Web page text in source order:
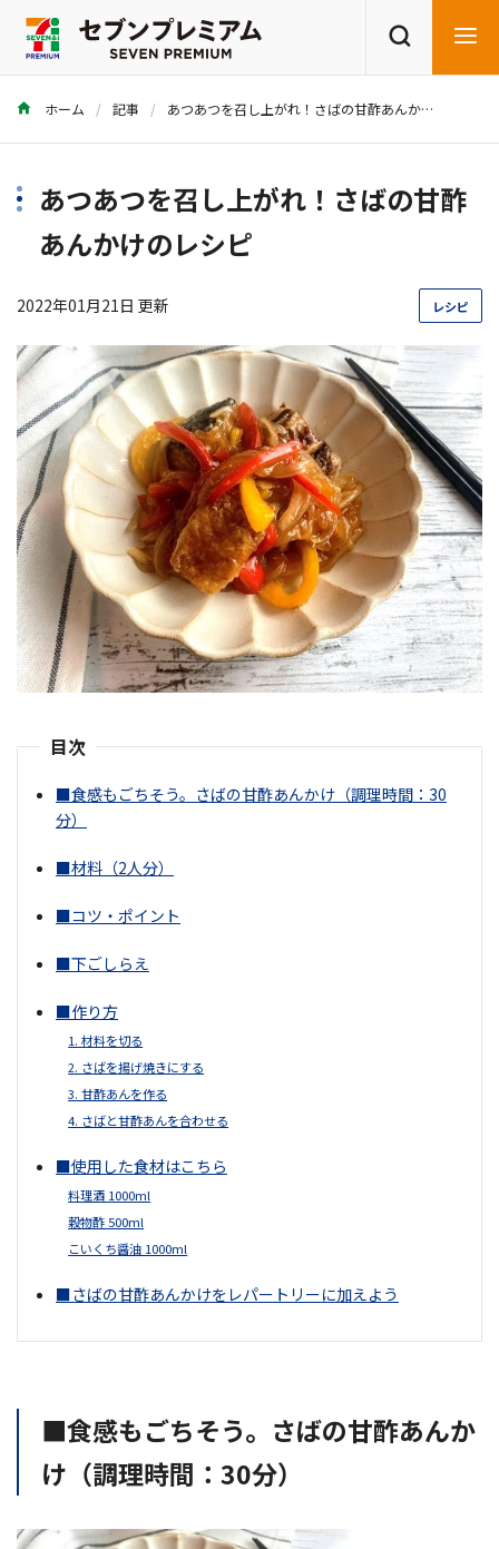
商品を探す レシピを探す
ホーム 記事 あつあつを召し上がれ！さばの甘酢あんかけのレシピ
あつあつを召し上がれ！さばの甘酢
あんかけのレシピ
2022年01月21日 更新 レシピ
目次
■食感もごちそう。さばの甘酢あんかけ（調理時間：30
分）
■材料（2人分）
■コツ・ポイント
■下ごしらえ
■作り方
1. 材料を切る
2. さばを揚げ焼きにする
3. 甘酢あんを作る
4. さばと甘酢あんを合わせる
■使用した食材はこちら
料理酒 1000ml
穀物酢 500ml
こいくち醤油 1000ml
■さばの甘酢あんかけをレパートリーに加えよう
■食感もごちそう。さばの甘酢あんか
け（調理時間：30分）